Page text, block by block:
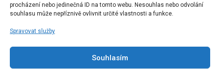
procházení nebo jedinečná ID na tomto webu. Nesouhlas nebo odvolání
souhlasu může nepříznivě ovlivnit určité vlastnosti a funkce.
Spravovat služby
Souhlasím